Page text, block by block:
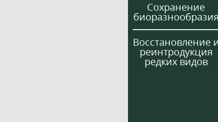
Сохранение
Восстановление
реинтродукция
редких видов